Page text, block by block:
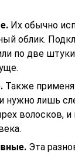
Их обычно
облик.
по две
Также
нужно лишь
волосков,
Эта